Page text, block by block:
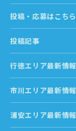
投稿・応募はこちら
投稿記事
行徳エリア最新情報
市川エリア最新情報
浦安エリア最新情報